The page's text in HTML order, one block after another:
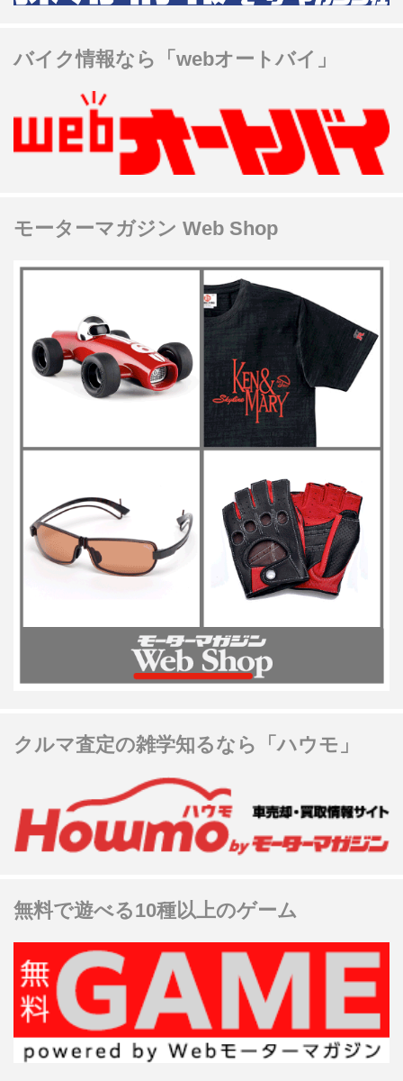
バイク情報なら「webオートバイ」
モーターマガジン Web Shop
クルマ査定の雑学知るなら「ハウモ」
無料で遊べる10種以上のゲーム